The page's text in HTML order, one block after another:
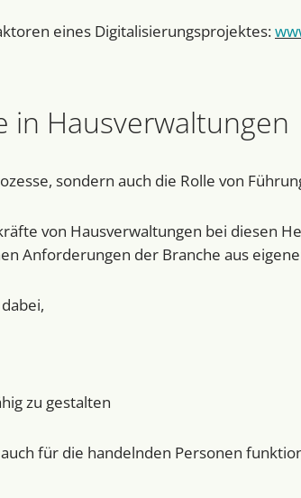
eines Digitalisierungsprojektes:
Hausverwaltungen
sondern auch die Rolle von
von Hausverwaltungen bei diesen
Anforderungen der Branche aus
zu gestalten
für die handelnden Personen